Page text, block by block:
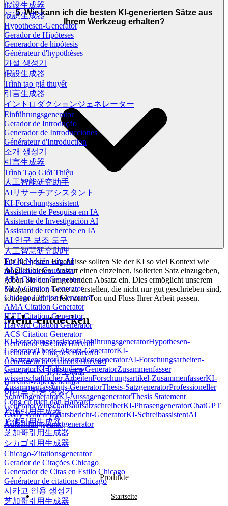
假设生成器
仮説生成器
Hypothesen-Generator
Gerador de Hipóteses
Generador de hipótesis
Générateur d'hypothèses
가설 생성기
假設生成器
Trình tạo giả thuyết
引言生成器
イントロダクションジェネレーター
Einführungsgenerator
Gerador de Introdução
Generador de Introducciones
Générateur d'Introduction
소개 생성기
引言生成器
Trình Tạo Giới Thiệu
人工智能研究助手
AIリサーチアシスタント
KI-Forschungsassistent
Assistente de Pesquisa em IA
Asistente de Investigación AI
Assistant de recherche en IA
AI 연구 보조 도구
人工智慧研究助理
Trợ lý Nghiên cứu AI
AI Citation Generator
APA Citation Generator
MLA Citation Generator
Chicago Citation Generator
AMA Citation Generator
IEEE Citation Generator
Harvard Citation Generator
ACS Citation Generator
Generador de Citas Harvard
Gerador de Citações Harvard
Générateur de citations Harvard
ハーバード引用生成器
Harvard-Zitiergenerator
하버드 인용 생성기
Công cụ trích dẫn Harvard
哈佛引用生成器
哈佛引用生成器
芝加哥引用生成器
シカゴ引用生成器
Chicago-Zitationsgenerator
Gerador de Citações Chicago
Generador de Citas en Estilo Chicago
Générateur de citations Chicago
시카고 인용 생성기
芝加哥引用生成器
5. Wie kann ich die besten KI-generierten Sätze aus
Ihrem Werkzeug erhalten?
Für die besten Ergebnisse sollten Sie der KI so viel Kontext wie
möglich bieten. Anstatt einen einzelnen, isolierten Satz einzugeben,
geben Sie den umgebenden Absatz ein. Dies ermöglicht unserem
Satzgenerator, Texte zu erstellen, die nicht nur gut geschrieben sind,
sondern auch perfekt zum Ton und Fluss Ihrer Arbeit passen.
Mehr entdecken
KI-ForschungsassistentEinführungsgeneratorHypothesen-
GeneratorThesis-Absatz-GeneratorKI-
AbsatzgeneratorDissertationsgeneratorAI-Forschungsarbeiten-
GeneratorKI-Fallstudien-GeneratorZusammenfasser
wissenschaftlicher ArbeitenForschungsartikel-ZusammenfasserKI-
Zusammenfassungs-GeneratorThesis-SatzgeneratorProfessioneller
SchreibgeneratorKI-AussagengeneratorThesis Statement
GeneratorWirtschaftsaufsatzschreiberKI-PhrasengeneratorChatGPT
Essay WriterPlagiatsbericht-GeneratorKI-SchreibassistentAI
Aufzählungspunktgenerator
Produkte
Startseite